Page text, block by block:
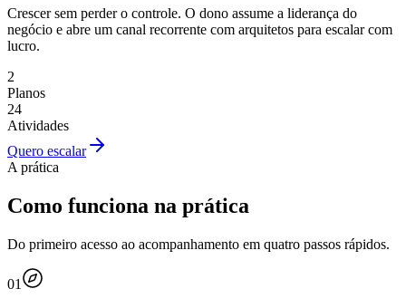
Crescer sem perder o controle. O dono assume a liderança do
negócio e abre um canal recorrente com arquitetos para escalar com
lucro.
2
Planos
24
Atividades
Quero escalar
A prática
Como funciona na prática
Do primeiro acesso ao acompanhamento em quatro passos rápidos.
01